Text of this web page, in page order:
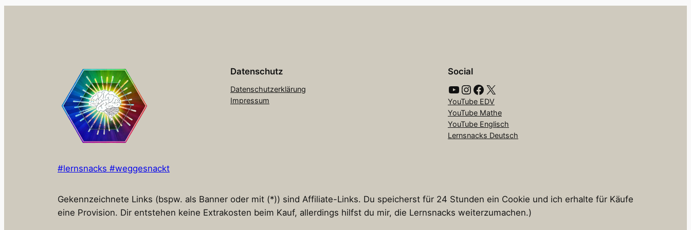
#lernsnacks #weggesnackt
Datenschutz
Datenschutzerklärung
Impressum
Social
YouTube Instagram Facebook X
YouTube EDV
YouTube Mathe
YouTube Englisch
Lernsnacks Deutsch
Gekennzeichnete Links (bspw. als Banner oder mit (*)) sind Affiliate-Links. Du speicherst für 24 Stunden ein Cookie und ich erhalte für Käufe
eine Provision. Dir entstehen keine Extrakosten beim Kauf, allerdings hilfst du mir, die Lernsnacks weiterzumachen.)